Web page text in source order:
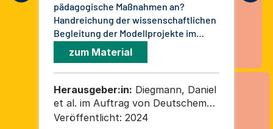
pädagogische Maßnahmen an?
Handreichung der wissenschaftlichen
Begleitung der Modellprojekte im
Themenfeld "Prävention und
Bewährungshilfe". Impulse und
Reflexionsanregungen für die Praxis
zum Material
Herausgeber:in: Diegmann, Daniel
et al. im Auftrag von Deutschem
Jugendinstitut
Veröffentlicht: 2024